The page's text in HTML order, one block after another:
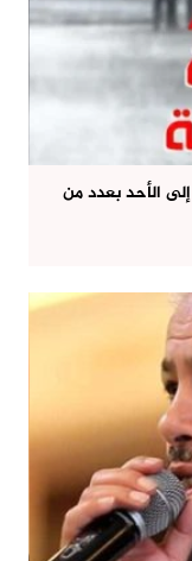
الأحد بعدد من